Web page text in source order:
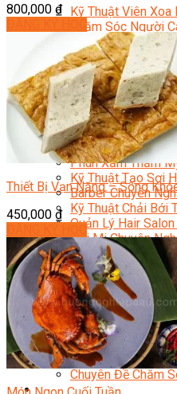
Kỹ Thuật Viên Xoa
Chăm Sóc Người
Sắc Đẹp
Kỹ Thuật Viên Spa
Quản Lý Spa
Khởi Sự Kinh
Kinh Doanh Chuỗi
Chăm Sóc Và Điều
Chuyên Viên
Trang Điểm Cô Dâu
Phun Xăm Thẩm
Kỹ Thuật Tạo Sợi
Barber Chuyên
Kỹ Thuật Chải Bới
Quản Lý Hair
Nối Mi Chuyên
Quản Lý Nail
Kỹ Thuật Nhuộm –
Nail Salon Định Cư
Kinh Doanh Nail
Train The Trainer
Chăm Sóc Mẹ Và
Gội Đầu Dưỡng
Marketing Online
Chuyên Đề Chăm
Âm Nhạc
800,000 ₫
Thiết Bị Vạn Năng – Sống
450,000 ₫